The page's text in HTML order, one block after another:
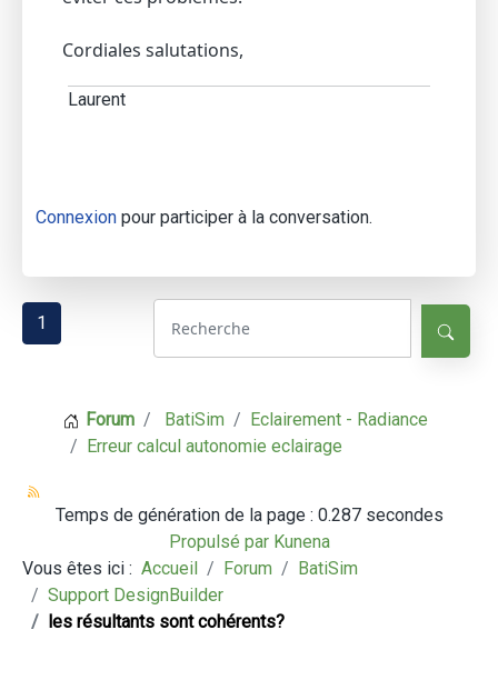
Cordiales salutations,
Laurent
Connexion pour participer à la conversation.
1
Forum BatiSim
Eclairement - Radiance
Erreur calcul autonomie eclairage
Temps de génération de la page : 0.287 secondes
Propulsé par Kunena
Vous êtes ici : Accueil Forum
BatiSim
Support DesignBuilder
les résultants sont cohérents?